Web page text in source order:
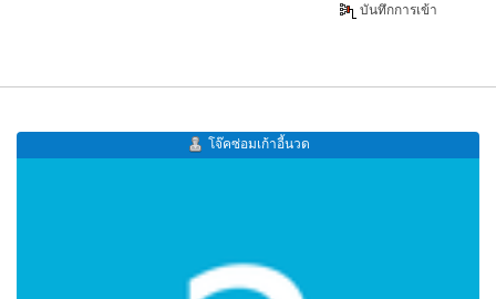
บันทึกการเข้า
โจ๊คซ่อมเก้าอี้นวด